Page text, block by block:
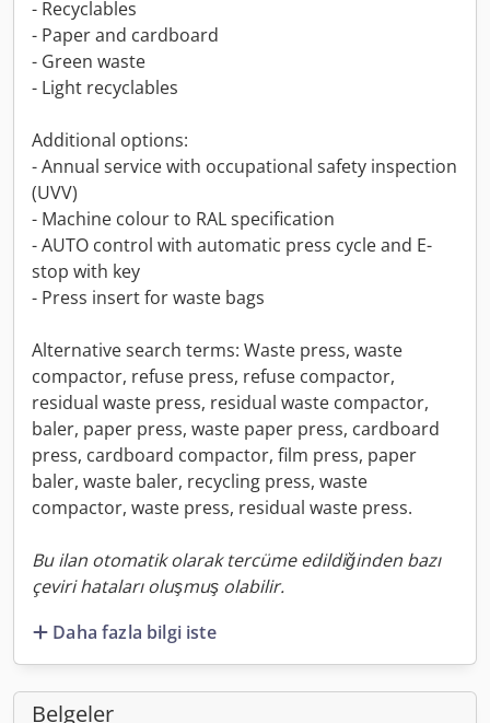
- Recyclables
- Paper and cardboard
- Green waste
- Light recyclables
Additional options:
- Annual service with occupational safety inspection
(UVV)
- Machine colour to RAL specification
- AUTO control with automatic press cycle and E-
stop with key
- Press insert for waste bags
Alternative search terms: Waste press, waste
compactor, refuse press, refuse compactor,
residual waste press, residual waste compactor,
baler, paper press, waste paper press, cardboard
press, cardboard compactor, film press, paper
baler, waste baler, recycling press, waste
compactor, waste press, residual waste press.
Bu ilan otomatik olarak tercüme edildiğinden bazı
çeviri hataları oluşmuş olabilir.
Daha fazla bilgi iste
Belgeler